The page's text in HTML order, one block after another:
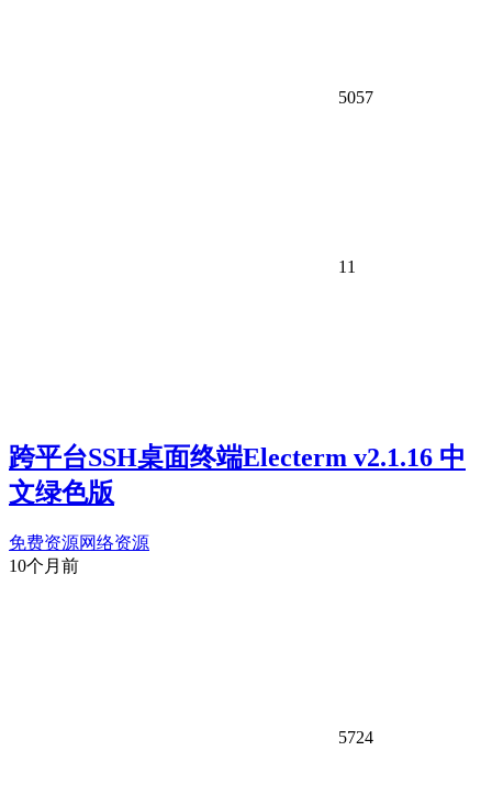
5057
11
跨平台SSH桌面终端Electerm v2.1.16 中
文绿色版
免费资源网络资源
10个月前
5724